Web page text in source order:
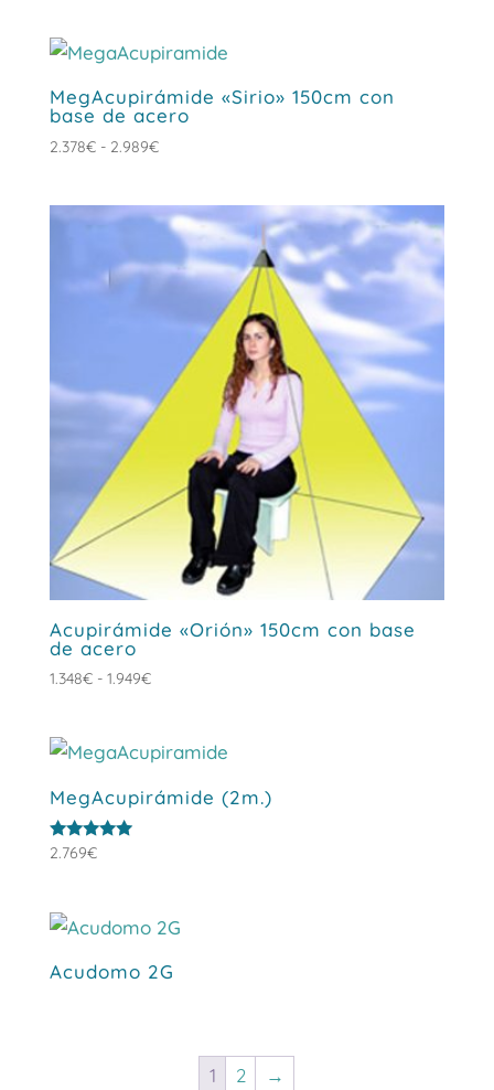
MegAcupirámide «Sirio» 150cm con
base de acero
2.378€ - 2.989€Rango
desde
2.378€
hasta
Acupirámide «Orión» 150cm con base
de acero
1.348€ - 1.949€Rango
desde
hasta
MegAcupirámide (2m.)
Valorado
2.769€
Acudomo 2G
1 2 →